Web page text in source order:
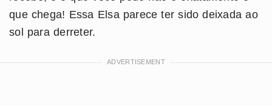
que chega! Essa Elsa parece ter sido deixada ao
sol para derreter.